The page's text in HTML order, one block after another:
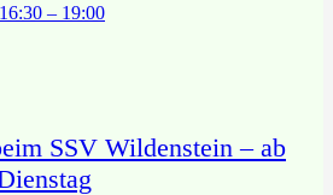
– 19:00
SSV Wildenstein – ab